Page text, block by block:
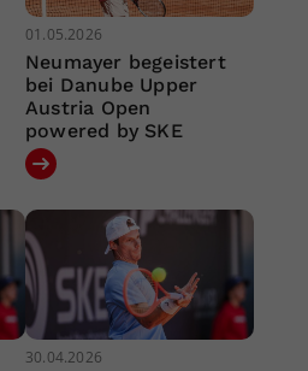
01.05.2026
Neumayer begeistert
bei Danube Upper
Austria Open
powered by SKE
30.04.2026